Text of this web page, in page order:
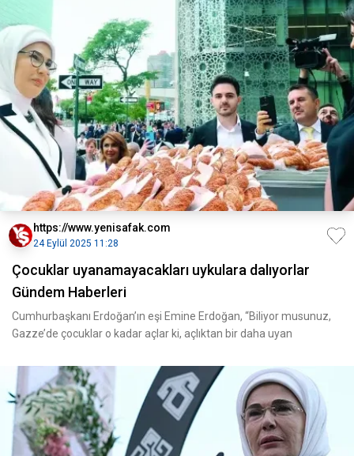
https://www.yenisafak.com
24 Eylül 2025 11:28
Çocuklar uyanamayacakları uykulara dalıyorlar
Gündem Haberleri
Cumhurbaşkanı Erdoğan’ın eşi Emine Erdoğan, “Biliyor musunuz,
Gazze’de çocuklar o kadar açlar ki, açlıktan bir daha uyan